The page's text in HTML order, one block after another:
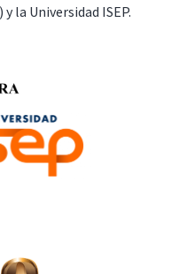
la Universidad ISEP.